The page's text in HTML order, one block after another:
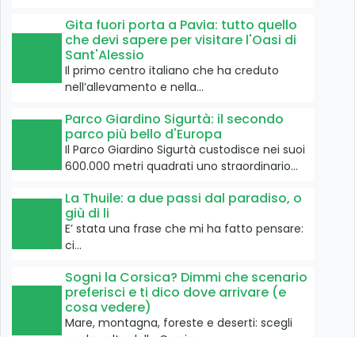
Gita fuori porta a Pavia: tutto quello
che devi sapere per visitare l'Oasi di
Sant'Alessio
Il primo centro italiano che ha creduto
nell’allevamento e nella…
Parco Giardino Sigurtà: il secondo
parco più bello d'Europa
Il Parco Giardino Sigurtà custodisce nei suoi
600.000 metri quadrati uno straordinario…
La Thuile: a due passi dal paradiso, o
giù di li
E’ stata una frase che mi ha fatto pensare:
ci…
Sogni la Corsica? Dimmi che scenario
preferisci e ti dico dove arrivare (e
cosa vedere)
Mare, montagna, foreste e deserti: scegli